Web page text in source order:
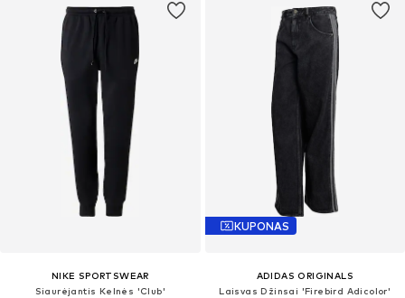
NIKE SPORTSWEAR
Siaurėjantis Kelnės 'Club'
KUPONAS
ADIDAS ORIGINALS
Laisvas Džinsai 'Firebird Adicolor'